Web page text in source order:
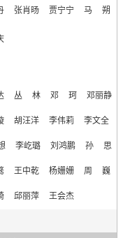
张肖旸  贾宁宁  马  朔
丛  林  邓  珂  邓丽静
胡汪洋  李伟莉  李文全
李屹璐  刘鸿鹏  孙  思
王中乾  杨姗姗  周  巍
邱丽萍  王会杰